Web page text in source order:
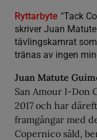
Ryttarbyte "Tack
skriver Juan
tävlingskamrat
tränas av ingen
Juan Matute
San Amour I-Don
2017 och har
framgångar med
Copernico såld,